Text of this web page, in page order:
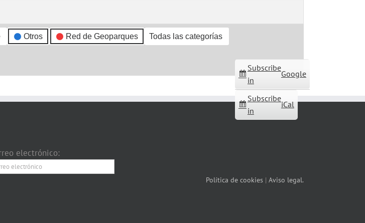
Otros Red de Geoparques Todas las categorías
Subscribe
in
Google
Subscribe
in
iCal
electrónico:
Política de cookies | Aviso legal.